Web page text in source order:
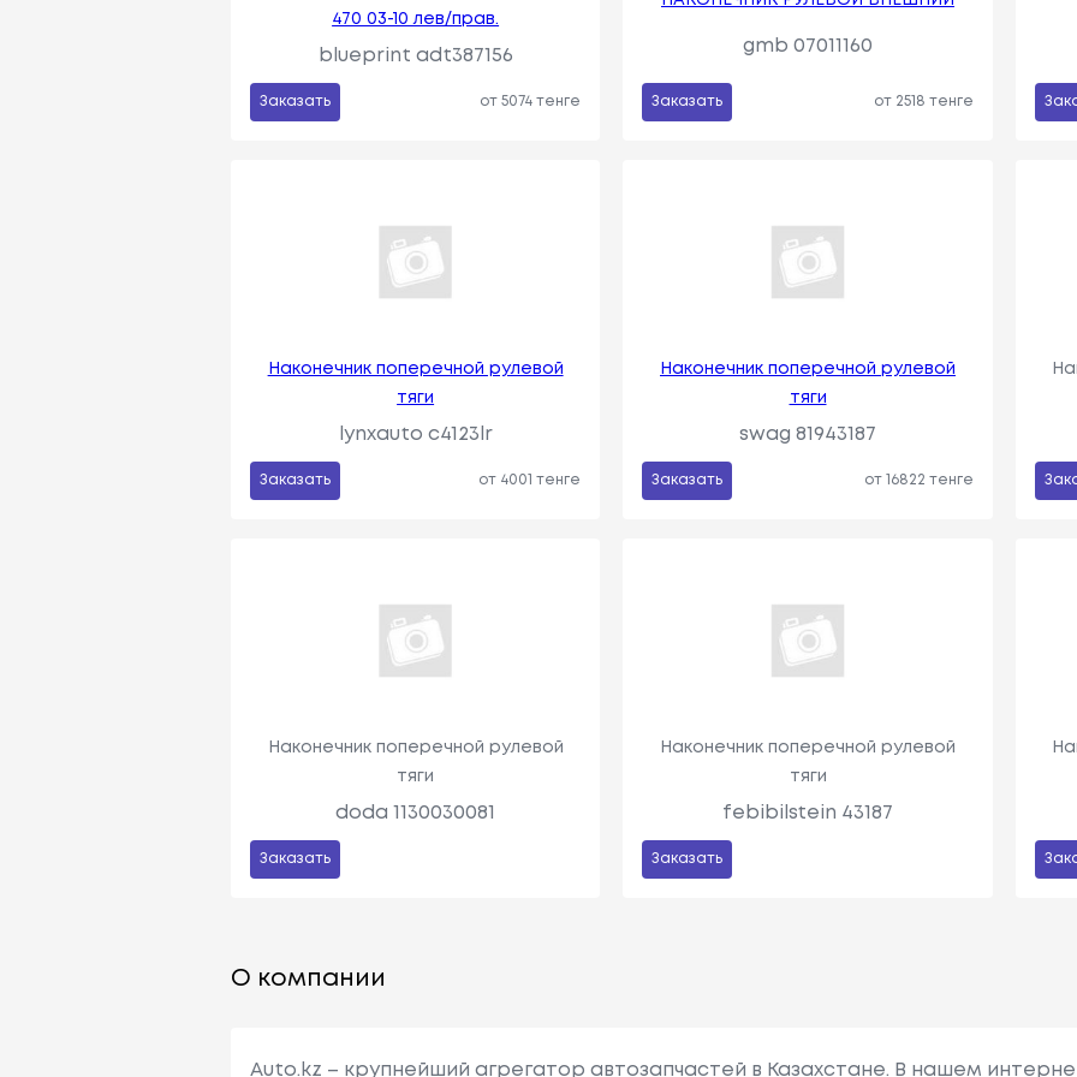
470 03-10 лев/прав.
blueprint adt387156
Заказать от 5074 тенге
gmb 07011160
Заказать от 2518 тенге
Наконечник поперечной рулевой
тяги
lynxauto c4123lr
Заказать от 4001 тенге
Наконечник поперечной рулевой
тяги
swag 81943187
Заказать от 16822 тенге
Наконечник поперечной рулевой
тяги
doda 1130030081
Заказать
Наконечник поперечной рулевой
тяги
febibilstein 43187
Заказать
О компании
Auto.kz – крупнейший агрегатор автозапчастей в Казахстане. В нашем